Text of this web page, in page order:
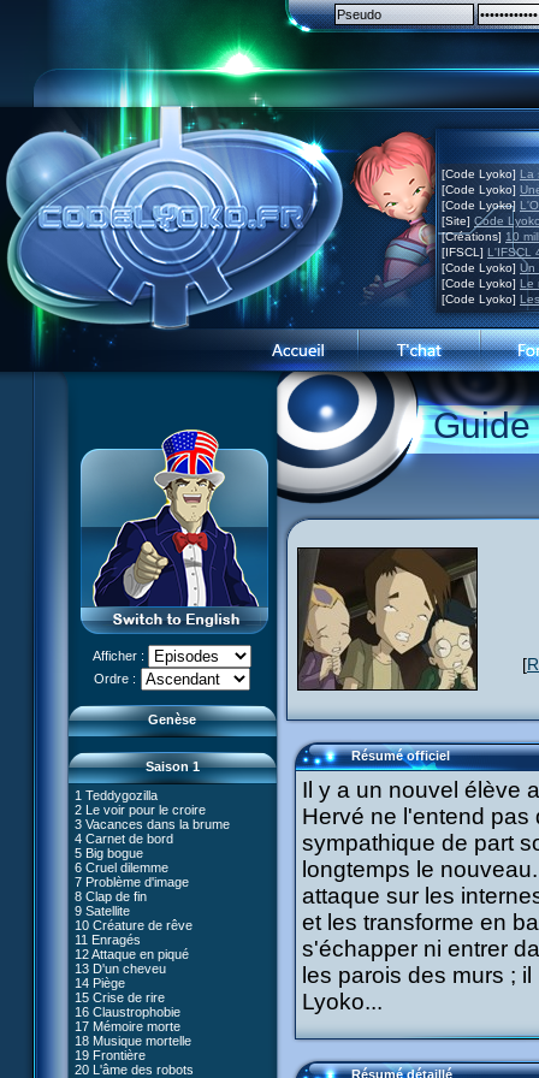
[Code Lyoko] La
[Code Lyoko]
[Code Lyoko]
[Site] Code
[Créations] 10
[IFSCL] L'IFSCL
[Code Lyoko] Un
[Code Lyoko] Le
[Code Lyoko]
Afficher :
Ordre :
Genèse
Le réveil de XANA (Partie 1)
Le réveil de XANA (Partie 2)
Saison 1
1 Teddygozilla
2 Le voir pour le croire
3 Vacances dans la brume
4 Carnet de bord
5 Big bogue
6 Cruel dilemme
7 Problème d'image
8 Clap de fin
9 Satellite
10 Créature de rêve
11 Enragés
12 Attaque en piqué
13 D'un cheveu
14 Piège
15 Crise de rire
16 Claustrophobie
17 Mémoire morte
18 Musique mortelle
19 Frontière
20 L'âme des robots
27 Nouvelle donne
28 Terre inconnue
29 Exploration
30 Un grand jour
31 Mister Pück
32 Saint Valentin
33 Mix final
34 Chaînon manquant
35 Les jeux sont faits
36 Marabounta
37 Intérêt commun
38 Tentation
39 Mauvaise conduite
40 Contagion
41 Ultimatum
42 Désordre
43 Mon meilleur ennemi
66 Renaissance
67 Mauvaise réplique
68 Première partie
69 Double foyer
70 Skidbladnir
71 Premier voyage
72 Leçon de choses
73 Réplika
74 Je préfère ne pas en parler !
75 Corps céleste
76 Le lac
77 Torpilles virtuelles
78 Expérience
79 Arachnophobie
#01 - XANA 2.0
#02 - Cortex
#03 - Spectromania
#04 - Madame Einstein
#05 - Rivalité
#06 - Soupçons
#07 - Compte-à-rebours
#08 - Virus
[
Résumé officiel
Il y a un nouvel élève
Hervé ne l'entend pas
sympathique de part
longtemps le
attaque sur les
et les transforme en
s'échapper ni entrer
les parois des murs ;
Lyoko...
Résumé détaillé